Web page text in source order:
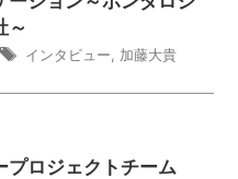
～
インタビュー 加藤大貴
プロジェクトチーム